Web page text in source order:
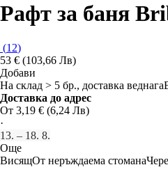
Рафт за баня
(12)
53 € (103,66 Лв)
Добави
На склад > 5 бр., доставка веднага
Доставка до адрес
От 3,19 € (6,24 Лв)
·
13. – 18. 8.
Още
ВисящОт неръждаема стомана